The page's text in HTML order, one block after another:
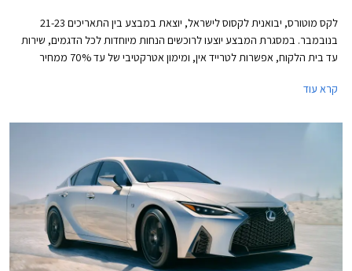
לקס מוטורס, יבואנית לקסוס לישראל, יוצאת במבצע בין התאריכים 21-23
בנובמבר. במסגרת המבצע יוצעו לרוכשים הנחות מיוחדות לכל הדגמים, שירות
עד בית הלקוח, אפשרות לטרייד אין, ומימון אטרקטיבי של עד 70% ממחיר
קרא עוד